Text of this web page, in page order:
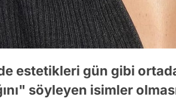
estetikleri gün gibi
söyleyen isimler